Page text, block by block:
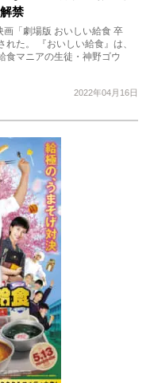
禁
「劇場版 おいしい給食 卒
た。 『おいしい給食』は、
食マニアの生徒・神野ゴウ
2022年04月16日